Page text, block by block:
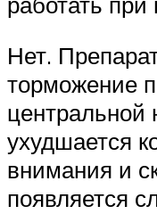
Нет.
торможение
центральной
ухудшается
внимания и
появляется